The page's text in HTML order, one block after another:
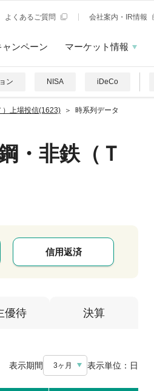
よくあるご質問 会社案内・IR情報
ャンペーン マーケット情報
ン NISA iDeCo
上場投信(1623) 時系列データ
・非鉄（Ｔ
信用返済
優待 決算
表示期間 3ヶ月 表示単位： 日